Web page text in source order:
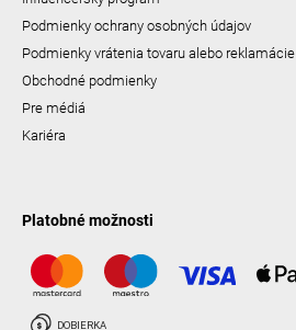
Podmienky ochrany osobných údajov
Podmienky vrátenia tovaru alebo reklamácie
Obchodné podmienky
Pre médiá
Kariéra
Platobné možnosti